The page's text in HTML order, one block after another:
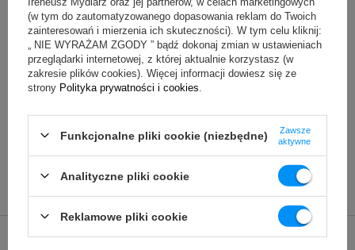
Pliki do pobrania
Rysunek techniczny
(w tym do zautomatyzowanego dopasowania reklam do Twoich
zainteresowań i mierzenia ich skuteczności). W tym celu kliknij:
„ NIE WYRAŻAM ZGODY ” bądź dokonaj zmian w ustawieniach
przeglądarki internetowej, z której aktualnie korzystasz (w
zakresie plików cookies). Więcej informacji dowiesz się ze
strony Polityka prywatności i cookies
Funkcjonalne pliki cookie (niezbędne)
Zawsze
aktywne
Analityczne pliki cookie
Reklamowe pliki cookie